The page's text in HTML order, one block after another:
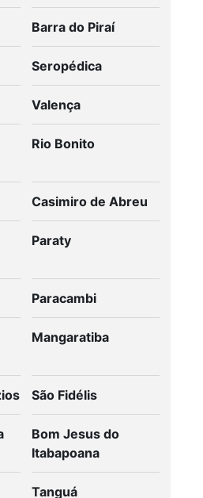
Barra do Piraí
Seropédica
Valença
Rio Bonito
Casimiro de Abreu
Paraty
Paracambi
Mangaratiba
São Fidélis
Bom Jesus do
Itabapoana
Tanguá